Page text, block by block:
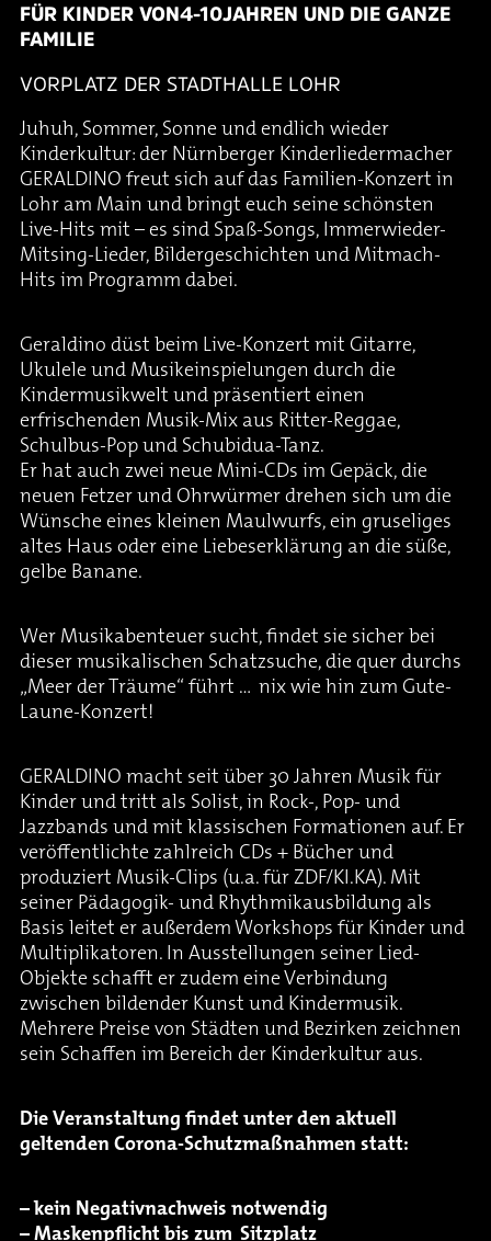
FÜR KINDER VON 4-10 JAHREN UND DIE GANZE
FAMILIE
VORPLATZ DER STADTHALLE LOHR
Juhuh, Sommer, Sonne und endlich wieder
Kinderkultur: der Nürnberger Kinderliedermacher
GERALDINO freut sich auf das Familien-Konzert in
Lohr am Main und bringt euch seine schönsten
Live-Hits mit – es sind Spaß-Songs, Immerwieder-
Mitsing-Lieder, Bildergeschichten und Mitmach-
Hits im Programm dabei.
Geraldino düst beim Live-Konzert mit Gitarre,
Ukulele und Musikeinspielungen durch die
Kindermusikwelt und präsentiert einen
erfrischenden Musik-Mix aus Ritter-Reggae,
Schulbus-Pop und Schubidua-Tanz.
Er hat auch zwei neue Mini-CDs im Gepäck, die
neuen Fetzer und Ohrwürmer drehen sich um die
Wünsche eines kleinen Maulwurfs, ein gruseliges
altes Haus oder eine Liebeserklärung an die süße,
gelbe Banane.
Wer Musikabenteuer sucht, findet sie sicher bei
dieser musikalischen Schatzsuche, die quer durchs
„Meer der Träume“ führt … nix wie hin zum Gute-
Laune-Konzert!
GERALDINO macht seit über 30 Jahren Musik für
Kinder und tritt als Solist, in Rock-, Pop- und
Jazzbands und mit klassischen Formationen auf. Er
veröffentlichte zahlreich CDs + Bücher und
produziert Musik-Clips (u.a. für ZDF/KI.KA). Mit
seiner Pädagogik- und Rhythmikausbildung als
Basis leitet er außerdem Workshops für Kinder und
Multiplikatoren. In Ausstellungen seiner Lied-
Objekte schafft er zudem eine Verbindung
zwischen bildender Kunst und Kindermusik.
Mehrere Preise von Städten und Bezirken zeichnen
sein Schaffen im Bereich der Kinderkultur aus.
Die Veranstaltung findet unter den aktuell
geltenden Corona-Schutzmaßnahmen statt:
– kein Negativnachweis notwendig
– Maskenpflicht bis zum Sitzplatz